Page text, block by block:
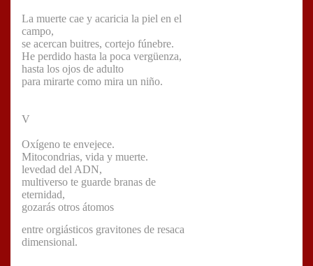
La muerte cae y acaricia la piel en el
campo,
se acercan buitres, cortejo fúnebre.
He perdido hasta la poca vergüenza,
hasta los ojos de adulto
para mirarte como mira un niño.
V
Oxígeno te envejece.
Mitocondrias, vida y muerte.
levedad del ADN,
multiverso te guarde branas de
eternidad,
gozarás otros átomos
entre orgiásticos gravitones de resaca
dimensional.